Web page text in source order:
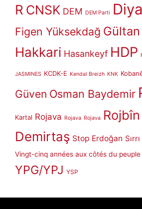
R CNSK DEM DEM Parti
Figen Yüksekdağ Gültan
Hakkari Hasankeyf HDP
JASMINES KCDK-E Kendal Breizh KNK
Güven Osman Baydemir
Kartal Rojava Rojava Rojava Rojbîn
Demirtaş Stop Erdoğan
Vingt-cinq années aux côtés du
YPG/YPJ YSP